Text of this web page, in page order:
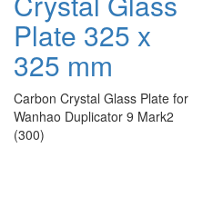
Plate 325 x
325 mm
Carbon Crystal Glass Plate for
Wanhao Duplicator 9 Mark2
(300)